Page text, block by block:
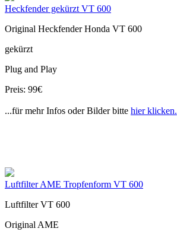
Heckfender gekürzt VT 600
Original Heckfender Honda VT 600
gekürzt
Plug and Play
Preis: 99€
...für mehr Infos oder Bilder bitte hier klicken.
Luftfilter AME Tropfenform VT 600
Luftfilter VT 600
Original AME